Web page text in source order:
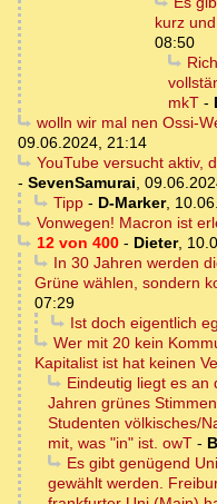
kurz
08:50
mkT -
wolln wir mal nen Ossi-
09.06.2024, 21:14
YouTube versucht aktiv,
- SevenSamurai,
Tipp- D-Marker,
Vonwegen! Macron ist
12 von 400- Dieter,
In 30 Jahren werden
Grüne wählen, sondern
07:29
Ist doch eigentlich
Wer mit 20 kein
Kapitalist ist hat keinen
Eindeutig liegt es an
Jahren grünes
Studenten völkisches/
mit, was "in" ist. owT -
Es gibt genügend
gewählt werden.